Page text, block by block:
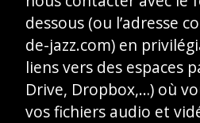
dessous (ou l’adresse
de-jazz.com) en
liens vers des espaces
Drive, Dropbox,…) où
vos fichiers audio et